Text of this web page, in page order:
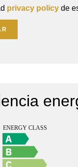
privacy policy de